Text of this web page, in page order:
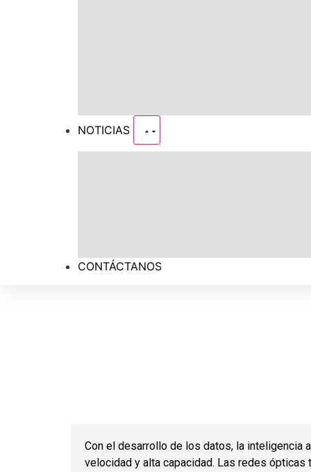
NOTICIAS
CONTÁCTANOS
Con el desarrollo de los datos, la inteligencia
velocidad y alta capacidad. Las redes